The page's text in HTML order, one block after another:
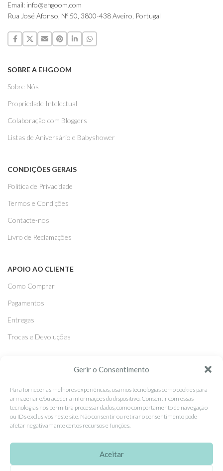
Gerir o Consentimento
Para fornecer as melhores experiências, usamos tecnologias como cookies para
armazenar e/ou aceder a informações do dispositivo. Consentir com essas
tecnologias nos permitirá processar dados, como comportamento de navegação
ou IDs exclusivos neste site. Não consentir ou retirar o consentimento pode
afetar negativamante certos recursos e funções.
Aceitar
Email: info@ehgoom.com
Rua José Afonso, Nº 50, 3800-438 Aveiro, Portugal
SOBRE A EHGOOM
Sobre Nós
Propriedade Intelectual
Colaboração com Bloggers
Listas de Aniversário e Babyshower
CONDIÇÕES GERAIS
Politica de Privacidade
Termos e Condições
Contacte-nos
Livro de Reclamações
APOIO AO CLIENTE
Como Comprar
Pagamentos
Entregas
Trocas e Devoluções
Facebook
Instagram
Pinterest